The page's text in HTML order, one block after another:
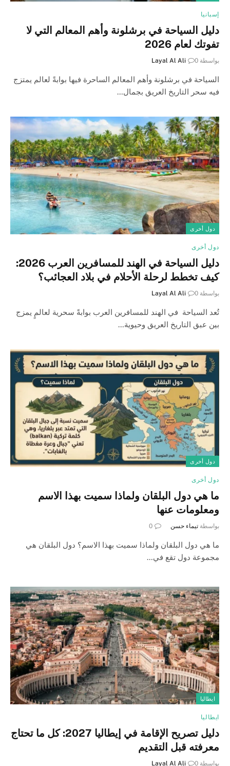
إسبانيا
دليل السياحة في برشلونة وأهم المعالم التي لا
تفوتك لعام 2026
بواسطة Layal Al Ali 0
السياحة في برشلونة وأهم المعالم الساحرة فيها بوابةً لعالم يمتزج
فيه سحر التاريخ العريق بجمال…
دول أخرى
دول أخرى
دليل السياحة في الهند للمسافرين العرب 2026:
كيف تخطط لرحلة الأحلام في بلاد العجائب؟
بواسطة Layal Al Ali 0
تُعد السياحة في الهند للمسافرين العرب بوابةً سحرية لعالمٍ يمزج
بين عبق التاريخ العريق وحيوية…
دول أخرى
دول أخرى
ما هي دول البلقان ولماذا سميت بهذا الاسم
ومعلومات عنها
بواسطة تيماء حسن 0
ما هي دول البلقان ولماذا سميت بهذا الاسم؟ دول البلقان هي
مجموعة دول تقع في…
ايطاليا
ايطاليا
دليل تصريح الإقامة في إيطاليا 2027: كل ما تحتاج
معرفته قبل التقديم
بواسطة Layal Al Ali 0